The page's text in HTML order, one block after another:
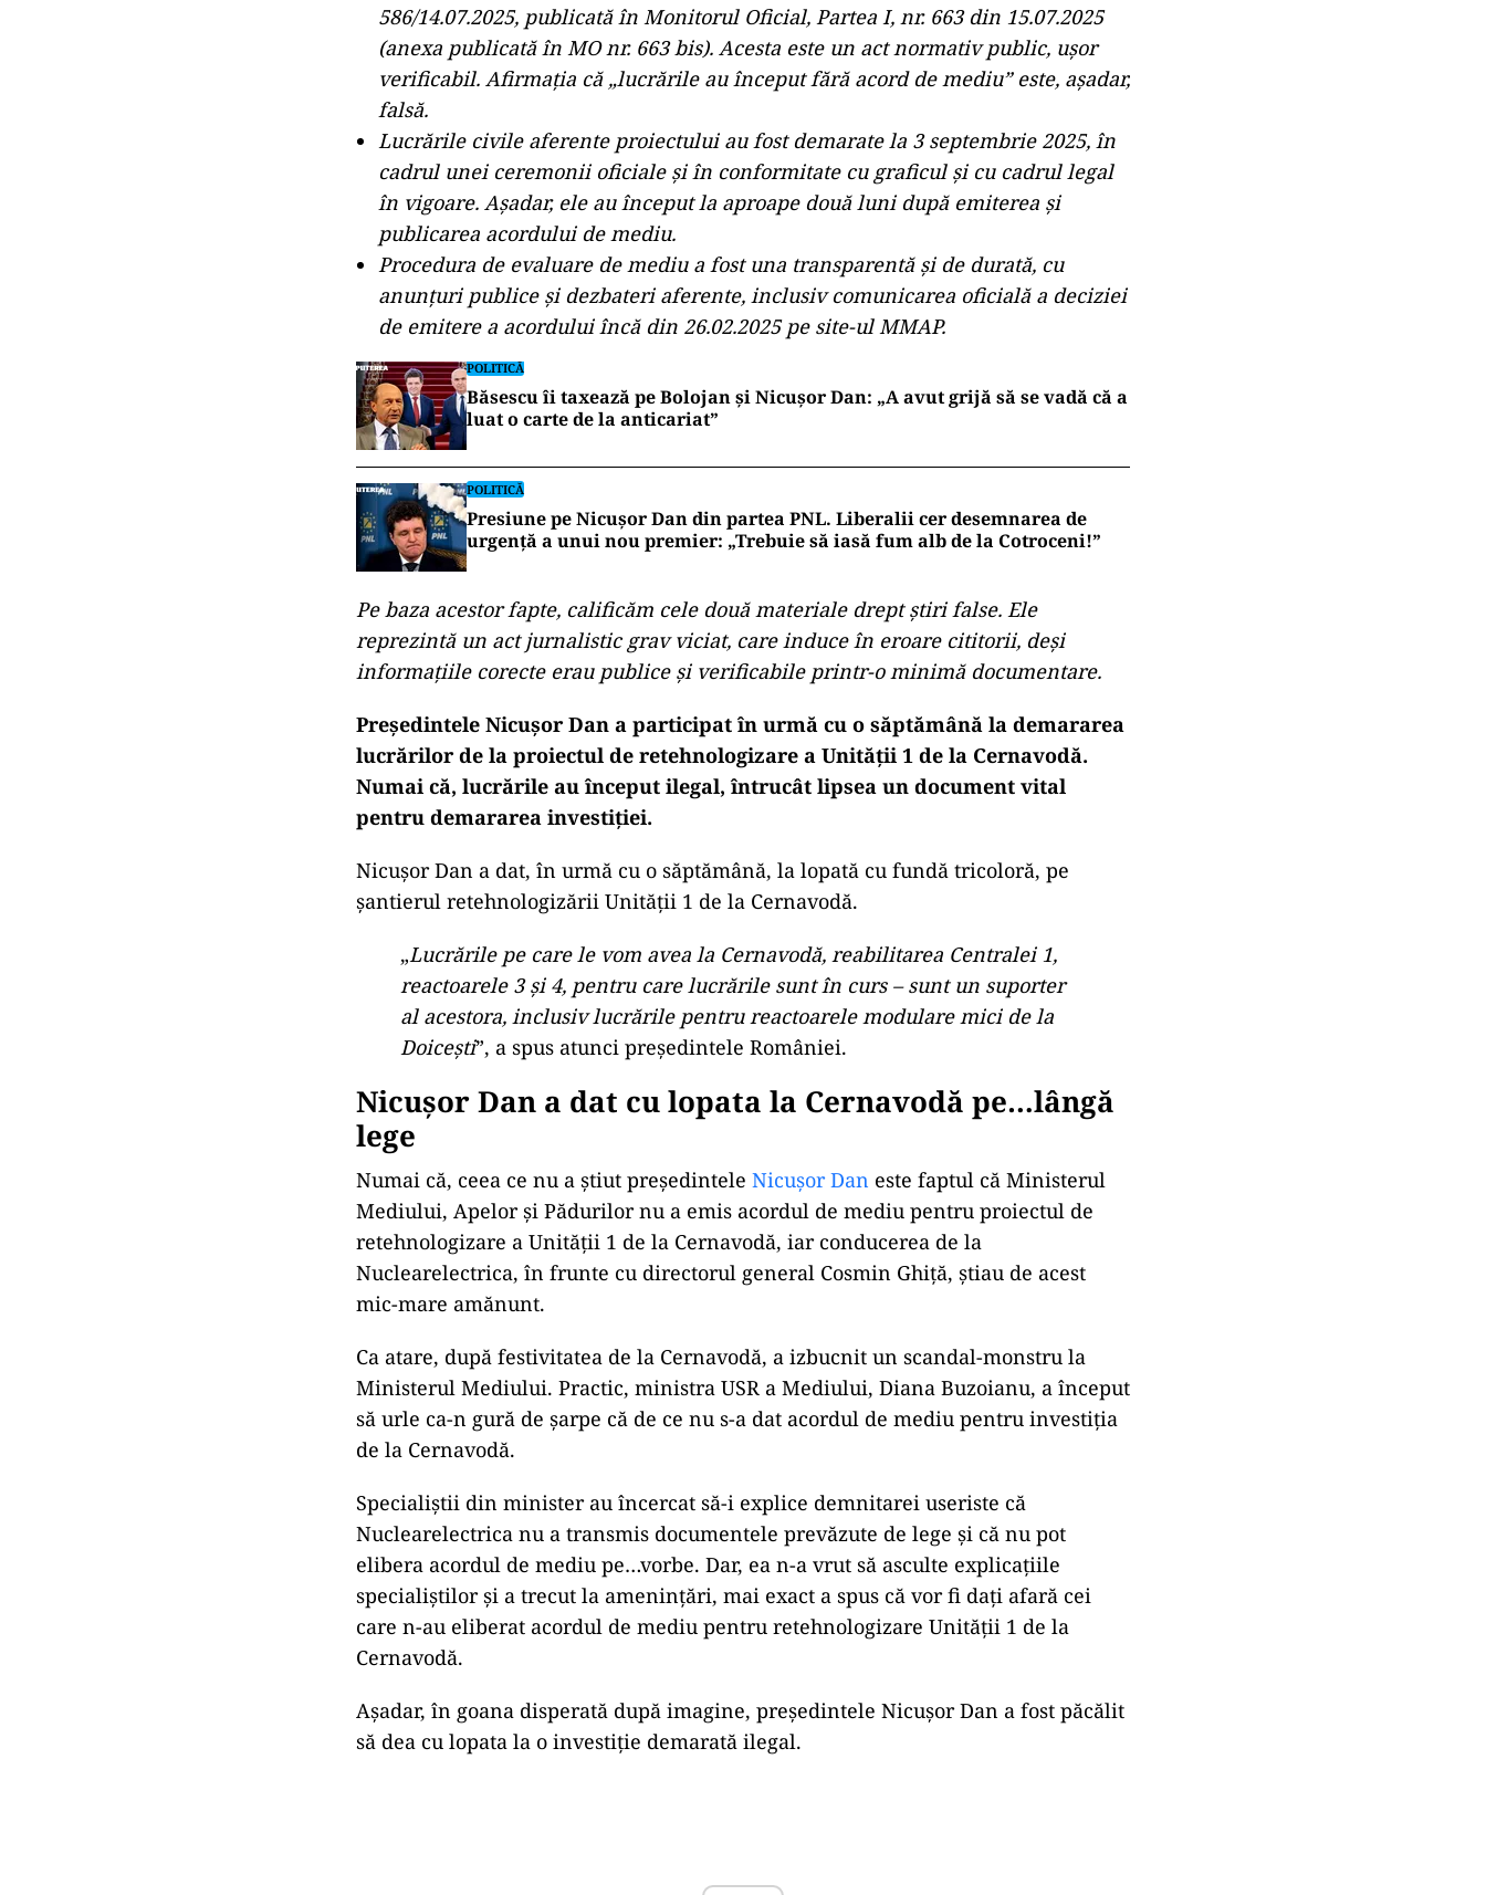
586/14.07.2025, publicată în Monitorul Oficial, Partea I, nr. 663 din 15.07.2025
(anexa publicată în MO nr. 663 bis). Acesta este un act normativ public, ușor
verificabil. Afirmația că „lucrările au început fără acord de mediu” este, așadar,
falsă.
Lucrările civile aferente proiectului au fost demarate la 3 septembrie 2025, în
cadrul unei ceremonii oficiale și în conformitate cu graficul și cu cadrul legal
în vigoare. Așadar, ele au început la aproape două luni după emiterea și
publicarea acordului de mediu.
Procedura de evaluare de mediu a fost una transparentă și de durată, cu
anunțuri publice și dezbateri aferente, inclusiv comunicarea oficială a deciziei
de emitere a acordului încă din 26.02.2025 pe site-ul MMAP.
POLITICĂ
Băsescu îi taxează pe Bolojan și Nicușor Dan: „A avut grijă să se vadă că a
luat o carte de la anticariat”
POLITICĂ
Presiune pe Nicușor Dan din partea PNL. Liberalii cer desemnarea de
urgență a unui nou premier: „Trebuie să iasă fum alb de la Cotroceni!”
Pe baza acestor fapte, calificăm cele două materiale drept știri false. Ele
reprezintă un act jurnalistic grav viciat, care induce în eroare cititorii, deși
informațiile corecte erau publice și verificabile printr-o minimă documentare.
Președintele Nicușor Dan a participat în urmă cu o săptămână la demararea
lucrărilor de la proiectul de retehnologizare a Unității 1 de la Cernavodă.
Numai că, lucrările au început ilegal, întrucât lipsea un document vital
pentru demararea investiției.
Nicușor Dan a dat, în urmă cu o săptămână, la lopată cu fundă tricoloră, pe
șantierul retehnologizării Unității 1 de la Cernavodă.
„Lucrările pe care le vom avea la Cernavodă, reabilitarea Centralei 1,
reactoarele 3 și 4, pentru care lucrările sunt în curs – sunt un suporter
al acestora, inclusiv lucrările pentru reactoarele modulare mici de la
Doicești”, a spus atunci președintele României.
Nicușor Dan a dat cu lopata la Cernavodă pe…lângă
lege
Numai că, ceea ce nu a știut președintele Nicușor Dan este faptul că Ministerul
Mediului, Apelor și Pădurilor nu a emis acordul de mediu pentru proiectul de
retehnologizare a Unității 1 de la Cernavodă, iar conducerea de la
Nuclearelectrica, în frunte cu directorul general Cosmin Ghiță, știau de acest
mic-mare amănunt.
Ca atare, după festivitatea de la Cernavodă, a izbucnit un scandal-monstru la
Ministerul Mediului. Practic, ministra USR a Mediului, Diana Buzoianu, a început
să urle ca-n gură de șarpe că de ce nu s-a dat acordul de mediu pentru investiția
de la Cernavodă.
Specialiștii din minister au încercat să-i explice demnitarei useriste că
Nuclearelectrica nu a transmis documentele prevăzute de lege și că nu pot
elibera acordul de mediu pe…vorbe. Dar, ea n-a vrut să asculte explicațiile
specialiștilor și a trecut la amenințări, mai exact a spus că vor fi dați afară cei
care n-au eliberat acordul de mediu pentru retehnologizare Unității 1 de la
Cernavodă.
Așadar, în goana disperată după imagine, președintele Nicușor Dan a fost păcălit
să dea cu lopata la o investiție demarată ilegal.